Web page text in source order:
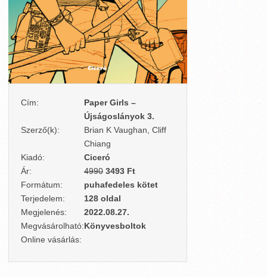
Cím:
Paper Girls –
Újságoslányok 3.
Szerző(k):
Brian K Vaughan, Cliff
Chiang
Kiadó:
Ciceró
Ár:
4990 3493 Ft
Formátum:
puhafedeles kötet
Terjedelem:
128 oldal
Megjelenés:
2022.08.27.
Megvásárolható:Könyvesboltok
Online vásárlás: